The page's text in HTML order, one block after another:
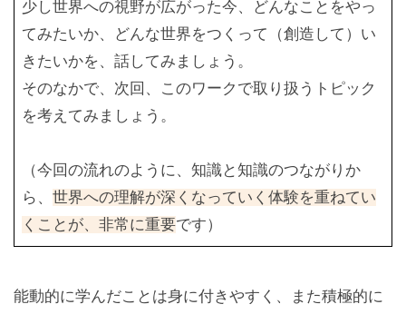
少し世界への視野が広がった今、どんなことをやっ
てみたいか、どんな世界をつくって（創造して）い
きたいかを、話してみましょう。
そのなかで、次回、このワークで取り扱うトピック
を考えてみましょう。
（今回の流れのように、知識と知識のつながりか
ら、世界への理解が深くなっていく体験を重ねてい
くことが、非常に重要です）
能動的に学んだことは身に付きやすく、また積極的に